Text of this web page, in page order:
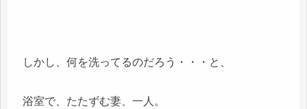
しかし、何を洗ってるのだろう・・・と、
浴室で、たたずむ妻、一人。